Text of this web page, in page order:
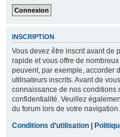
INSCRIPTION
Vous devez être inscrit avant de
rapide et vous offre de
peuvent, par exemple, accorder
utilisateurs inscrits. Avant de
connaissance de nos conditions
confidentialité. Veuillez
du forum lors de votre navigation.
Conditions d’utilisation |